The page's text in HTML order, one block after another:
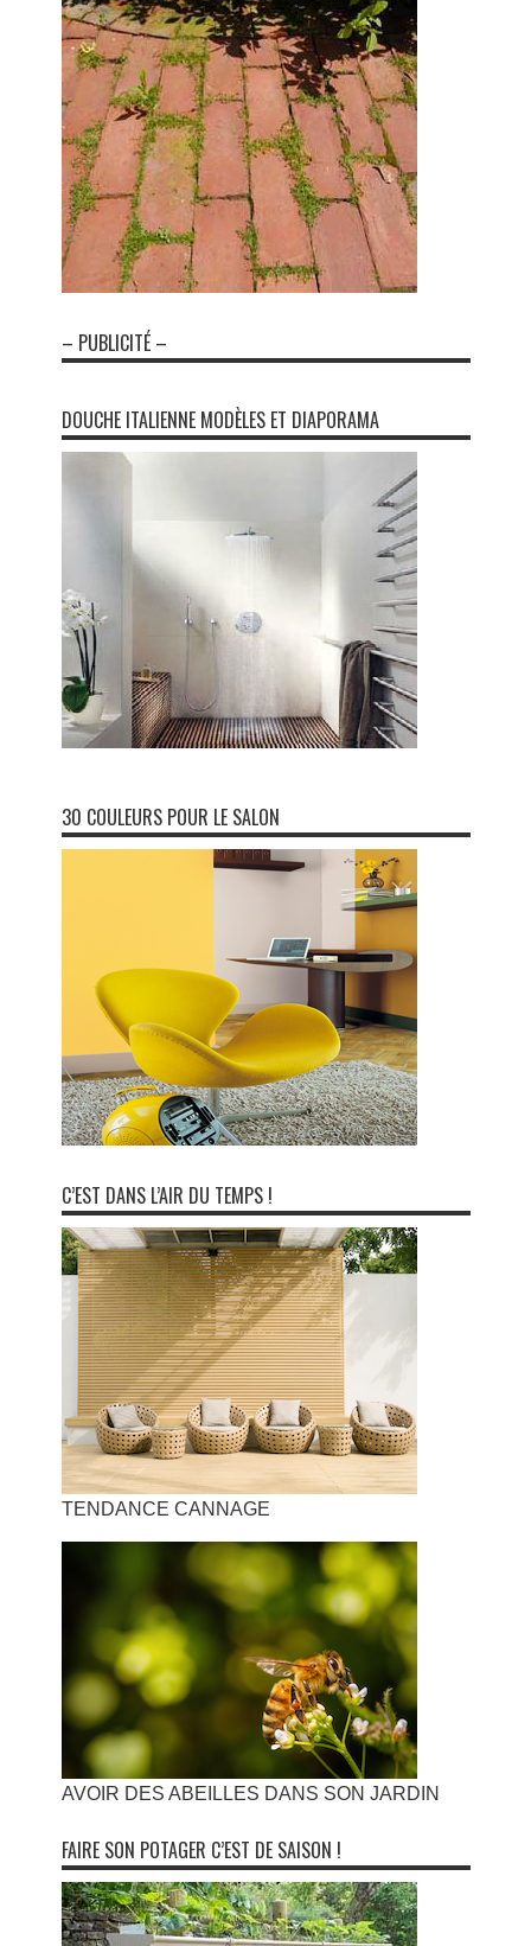
– PUBLICITÉ –
DOUCHE ITALIENNE MODÈLES ET DIAPORAMA
30 COULEURS POUR LE SALON
C’EST DANS L’AIR DU TEMPS !
TENDANCE CANNAGE
AVOIR DES ABEILLES DANS SON JARDIN
FAIRE SON POTAGER C’EST DE SAISON !